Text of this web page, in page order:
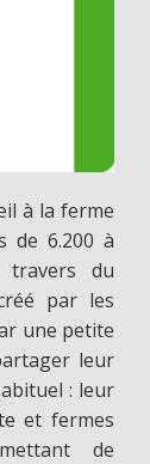
à la ferme
de 6.200 à
travers du
par les
une petite
leur
: leur
et fermes
de